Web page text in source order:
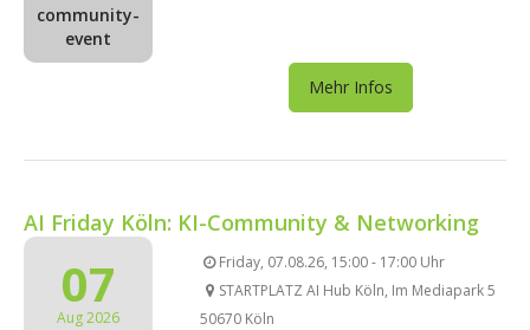
community-
event
Mehr Infos
AI Friday Köln: KI-Community & Networking
07
Aug 2026
Friday, 07.08.26, 15:00 - 17:00 Uhr
STARTPLATZ AI Hub Köln, Im Mediapark 5
50670 Köln